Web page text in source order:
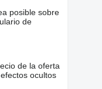
posible sobre
de
de la oferta
ocultos